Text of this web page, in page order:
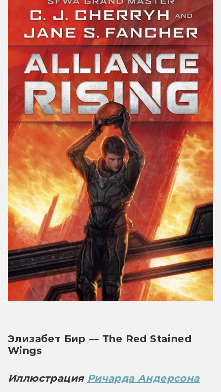
Элизабет Бир — The Red Stained
Wings
Иллюстрация Ричарда Андерсона